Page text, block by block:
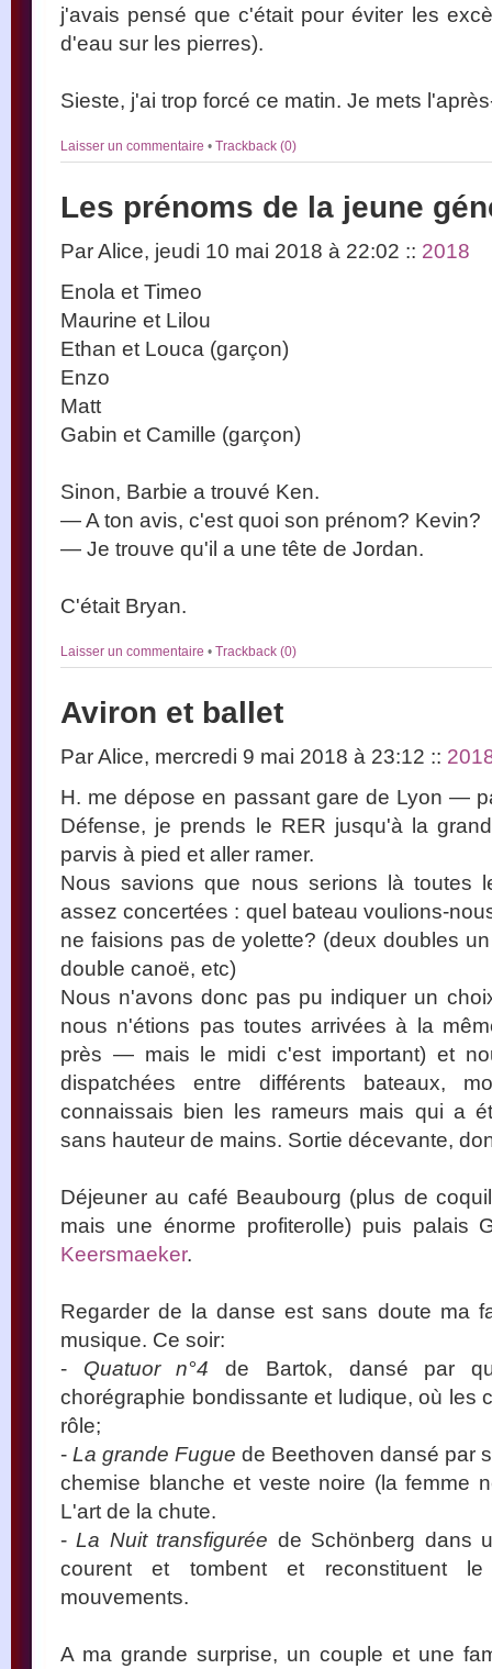
j'avais pensé que c'était pour éviter les
d'eau sur les pierres).
Sieste, j'ai trop forcé ce matin. Je mets
Laisser un commentaire • Trackback (0)
Les prénoms de la jeune
Par Alice, jeudi 10 mai 2018 à 22:02 :: 2018
Enola et Timeo
Maurine et Lilou
Ethan et Louca (garçon)
Enzo
Matt
Gabin et Camille (garçon)
Sinon, Barbie a trouvé Ken.
— A ton avis, c'est quoi son prénom? Kevin?
— Je trouve qu'il a une tête de Jordan.
C'était Bryan.
Laisser un commentaire • Trackback (0)
Aviron et ballet
Par Alice, mercredi 9 mai 2018 à 23:12 ::
H. me dépose en passant gare de Lyon —
Défense, je prends le RER jusqu'à la
parvis à pied et aller ramer.
Nous savions que nous serions là toutes
assez concertées : quel bateau voulions-
ne faisions pas de yolette? (deux doubles
double canoë, etc)
Nous n'avons donc pas pu indiquer un
nous n'étions pas toutes arrivées à la
près — mais le midi c'est important) et
dispatchées entre différents bateaux,
connaissais bien les rameurs mais qui a
sans hauteur de mains. Sortie décevante,
Déjeuner au café Beaubourg (plus de
mais une énorme profiterolle) puis palais
Keersmaeker.
Regarder de la danse est sans doute ma
musique. Ce soir:
- Quatuor n°4 de Bartok, dansé par
chorégraphie bondissante et ludique, où les
rôle;
- La grande Fugue de Beethoven dansé par
chemise blanche et veste noire (la femme
L'art de la chute.
-La Nuit transfigurée de Schönberg dans
courent et tombent et reconstituent
mouvements.
A ma grande surprise, un couple et une